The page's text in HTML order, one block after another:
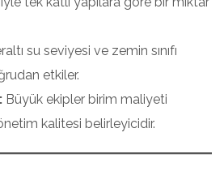
su seviyesi ve zemin sınıfı
etkiler.
Büyük ekipler birim maliyeti
kalitesi belirleyicidir.